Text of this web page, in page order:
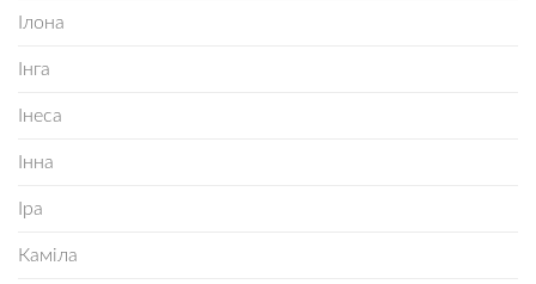
Ілона
Інга
Інеса
Інна
Іра
Каміла